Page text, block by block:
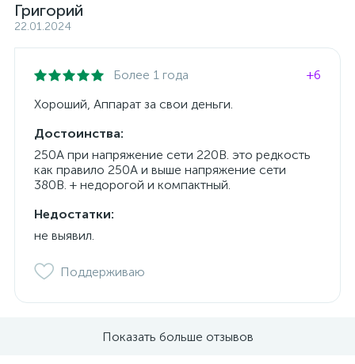
Григорий
22.01.2024
Более 1 года
+6
Хороший, Аппарат за свои деньги.
Достоинства:
250А при напряжение сети 220В. это редкость
как правило 250А и выше напряжение сети
380В. + недорогой и компактный.
Недостатки:
не выявил.
Поддерживаю
Показать больше отзывов